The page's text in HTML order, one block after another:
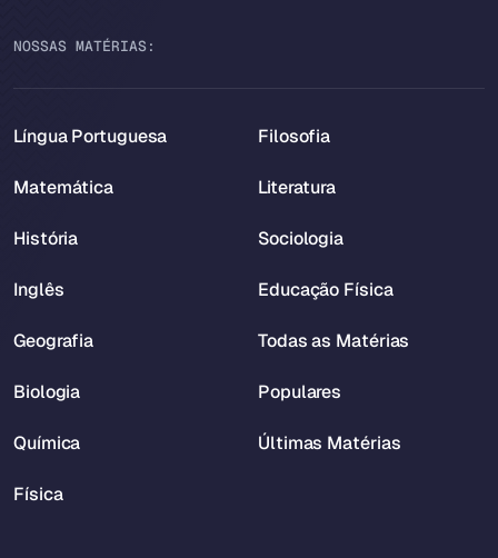
NOSSAS MATÉRIAS:
Língua Portuguesa
Matemática
História
Inglês
Geografia
Biologia
Química
Física
Filosofia
Literatura
Sociologia
Educação Física
Todas as Matérias
Populares
Últimas Matérias